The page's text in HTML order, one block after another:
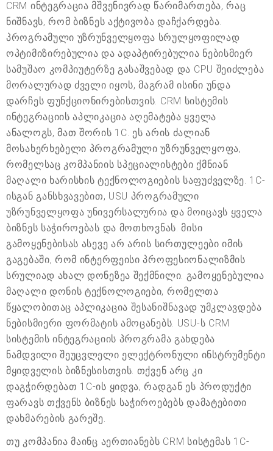
CRM ინტეგრაცია მშვენივრად წარიმართება, რაც
ნიშნავს, რომ ბიზნეს აქტივობა დაჩქარდება.
პროგრამული უზრუნველყოფა სრულყოფილად
ოპტიმიზირებულია და ადაპტირებულია ნებისმიერ
სამუშაო კომპიუტერზე გასაშვებად და CPU შეიძლება
მორალურად ძველი იყოს, მაგრამ ისინი უნდა
დარჩეს ფუნქციონირებისთვის. CRM სისტემის
ინტეგრაციის აპლიკაცია აღემატება ყველა
ანალოგს, მათ შორის 1C. ეს არის ძალიან
მოსახერხებელი პროგრამული უზრუნველყოფა,
რომელსაც კომპანიის სპეციალისტები ქმნიან
მაღალი ხარისხის ტექნოლოგიების საფუძველზე. 1C-
ისგან განსხვავებით, USU პროგრამული
უზრუნველყოფა უნივერსალურია და მოიცავს ყველა
ბიზნეს საჭიროებას და მოთხოვნას. მისი
გამოყენებისას ასევე არ არის სირთულეები იმის
გაგებაში, რომ ინტერფეისი პროფესიონალიზმის
სრულიად ახალ დონეზეა შექმნილი. გამოყენებულია
მაღალი დონის ტექნოლოგიები, რომელთა
წყალობითაც აპლიკაცია შესანიშნავად უმკლავდება
ნებისმიერი ფორმატის ამოცანებს. USU-ს CRM
სისტემის ინტეგრაციის პროგრამა გახდება
ნამდვილი შეუცვლელი ელექტრონული ინსტრუმენტი
მყიდველის ბიზნესისთვის. თქვენ არც კი
დაგჭირდებათ 1C-ის ყიდვა, რადგან ეს პროდუქტი
ფარავს თქვენს ბიზნეს საჭიროებებს დამატებითი
დახმარების გარეშე.
თუ კომპანია მაინც აერთიანებს CRM სისტემას 1C-